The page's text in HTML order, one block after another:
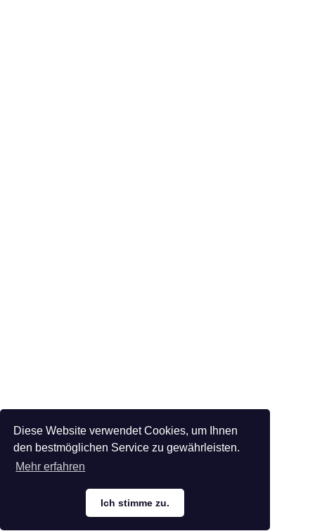
Diese Website verwendet Cookies, um Ihnen
den bestmöglichen Service zu gewährleisten.
Mehr erfahren
Ich stimme zu.